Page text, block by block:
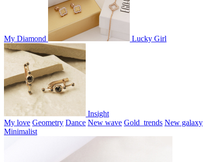
My Diamond Lucky Girl
Insight
My love Geometry Dance New wave Gold_trends New galaxy
Minimalist